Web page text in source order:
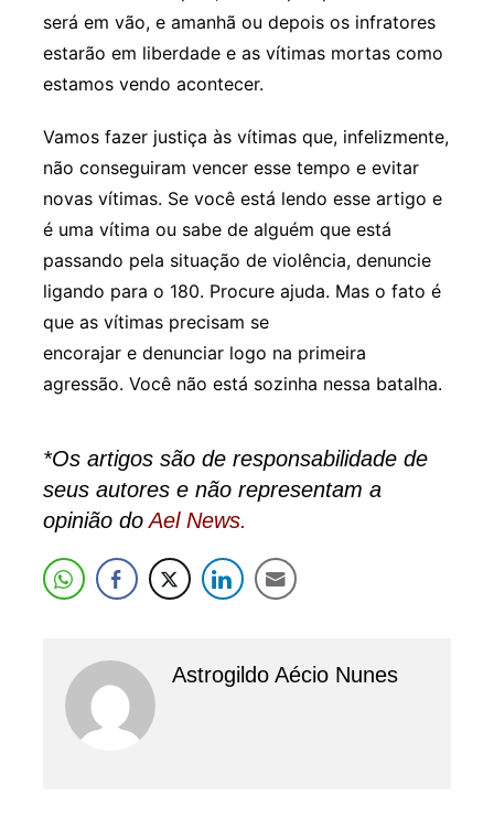
será em vão, e amanhã ou depois os infratores
estarão em liberdade e as vítimas mortas como
estamos vendo acontecer.
Vamos fazer justiça às vítimas que, infelizmente,
não conseguiram vencer esse tempo e evitar
novas vítimas. Se você está lendo esse artigo e
é uma vítima ou sabe de alguém que está
passando pela situação de violência, denuncie
ligando para o 180. Procure ajuda. Mas o fato é
que as vítimas precisam se
encorajar e denunciar logo na primeira
agressão. Você não está sozinha nessa batalha.
*Os artigos são de responsabilidade de
seus autores e não representam a
opinião doAel News.
Astrogildo Aécio Nunes